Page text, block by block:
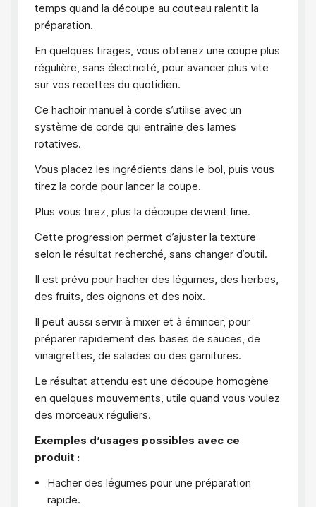
temps quand la découpe au couteau ralentit la
préparation.
En quelques tirages, vous obtenez une coupe plus
régulière, sans électricité, pour avancer plus vite
sur vos recettes du quotidien.
Ce hachoir manuel à corde s’utilise avec un
système de corde qui entraîne des lames
rotatives.
Vous placez les ingrédients dans le bol, puis vous
tirez la corde pour lancer la coupe.
Plus vous tirez, plus la découpe devient fine.
Cette progression permet d’ajuster la texture
selon le résultat recherché, sans changer d’outil.
Il est prévu pour hacher des légumes, des herbes,
des fruits, des oignons et des noix.
Il peut aussi servir à mixer et à émincer, pour
préparer rapidement des bases de sauces, de
vinaigrettes, de salades ou des garnitures.
Le résultat attendu est une découpe homogène
en quelques mouvements, utile quand vous voulez
des morceaux réguliers.
Exemples d’usages possibles avec ce
produit :
Hacher des légumes pour une préparation
rapide.